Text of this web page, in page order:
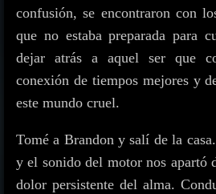
confusión, se encontraron con
que no estaba preparada para
dejar atrás a aquel ser que
conexión de tiempos mejores y
este mundo cruel.
Tomé a Brandon y salí de la
y el sonido del motor nos apartó
dolor persistente del alma.